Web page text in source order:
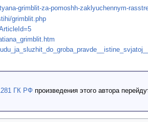
grimblit-za-pomoshh-zaklyuchennym-
grimblit.php
ГК РФ произведения этого автора